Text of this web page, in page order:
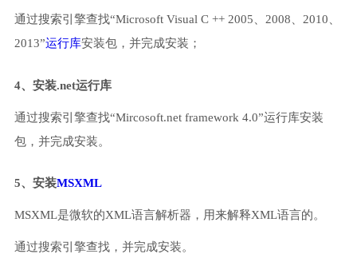
通过搜索引擎查找“Microsoft Visual C ++ 2005、2008、2010、
2013”运行库安装包，并完成安装；
4、安装.net运行库
通过搜索引擎查找“Mircosoft.net framework 4.0”运行库安装
包，并完成安装。
5、安装MSXML
MSXML是微软的XML语言解析器，用来解释XML语言的。
通过搜索引擎查找，并完成安装。